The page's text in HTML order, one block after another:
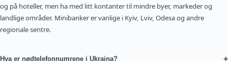
og på hoteller, men ha med litt kontanter til mindre byer, markeder og
landlige områder. Minibanker er vanlige i Kyiv, Lviv, Odesa og andre
regionale sentre.
Hva er nødtelefonnumrene i Ukraina? +